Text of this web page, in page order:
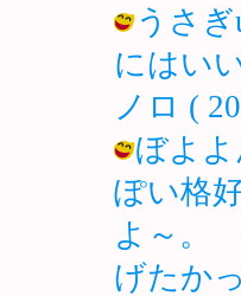
うさ
にはい
ノロ (
ぼよ
ぽい格
よ～。
げたか